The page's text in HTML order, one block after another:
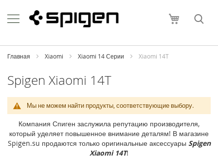
to
Content
Моя
h
o
i
P
h
e
1
Главная Xiaomi Xiaomi 14 Серии Xiaomi 14T
Spigen Xiaomi 14T
Мы не можем найти продукты, соответствующие выбору.
Компания Спиген заслужила репутацию производителя,
который уделяет повышенное внимание деталям! В магазине
Spigen.su продаются только оригинальные аксессуары Spigen
Xiaomi 14T!